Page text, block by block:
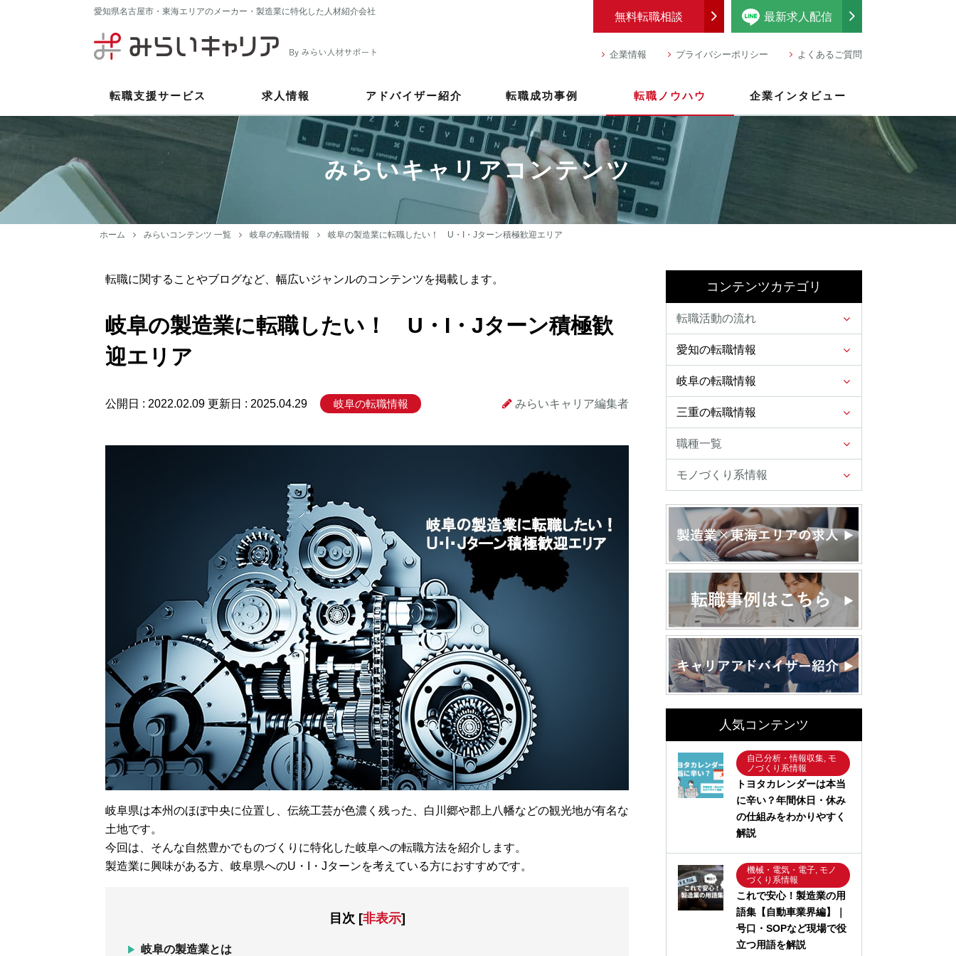
愛知県名古屋市・東海エリアのメーカー・製造業に特化した人材紹介会社 最新求人配信
無料転職相談
企業情報 プライバシーポリシー よくあるご質問
転職支援サービス 求人情報 アドバイザー紹介 転職成功事例 転職ノウハウ 企業インタビュー
みらいキャリアコンテンツ
ホーム みらいコンテンツ 一覧 岐阜の転職情報 岐阜の製造業に転職したい！ U・I・Jターン積極歓迎エリア
転職に関することやブログなど、幅広いジャンルのコンテンツを掲載します。
岐阜の製造業に転職したい！ U・I・Jターン積極歓
迎エリア
公開日 : 2022.02.09 更新日 : 2025.04.29 岐阜の転職情報 みらいキャリア編集者
岐阜県は本州のほぼ中央に位置し、伝統工芸が色濃く残った、白川郷や郡上八幡などの観光地が有名な
土地です。
今回は、そんな自然豊かでものづくりに特化した岐阜への転職方法を紹介します。
製造業に興味がある方、岐阜県へのU・I・Jターンを考えている方におすすめです。
目次 [非表示]
岐阜の製造業とは
コンテンツカテゴリ
転職活動の流れ
愛知の転職情報
岐阜の転職情報
三重の転職情報
職種一覧
モノづくり系情報
人気コンテンツ
自己分析・情報収集, モ
ノづくり系情報
トヨタカレンダーは本当
に辛い？年間休日・休み
の仕組みをわかりやすく
解説
機械・電気・電子, モノ
づくり系情報
これで安心！製造業の用
語集【自動車業界編】｜
号口・SOPなど現場で役
立つ用語を解説